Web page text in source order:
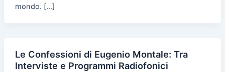
mondo. […]
Le Confessioni di Eugenio Montale: Tra
Interviste e Programmi Radiofonici